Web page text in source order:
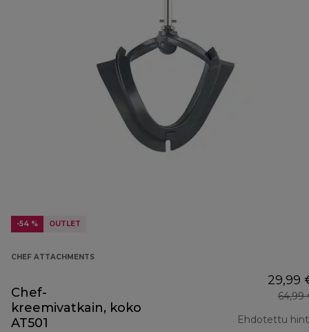
-54 % OUTLET
CHEF ATTACHMENTS
Chef-
kreemivatkain, koko
AT501
29,99
64,99
Ehdotettu